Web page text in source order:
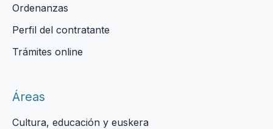
Ordenanzas
Perfil del contratante
Trámites online
Áreas
Cultura, educación y euskera